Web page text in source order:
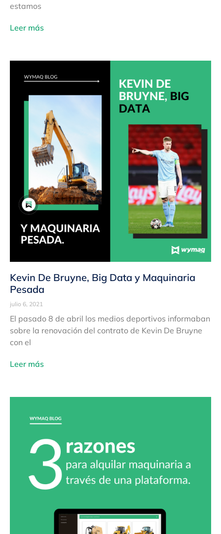
estamos
Leer más
Kevin De Bruyne, Big Data y Maquinaria
Pesada
julio 6, 2021
El pasado 8 de abril los medios deportivos informaban
sobre la renovación del contrato de Kevin De Bruyne
con el
Leer más